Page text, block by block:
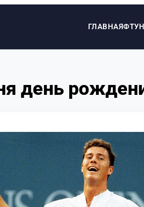
ГЛАВНАЯФТУ
день